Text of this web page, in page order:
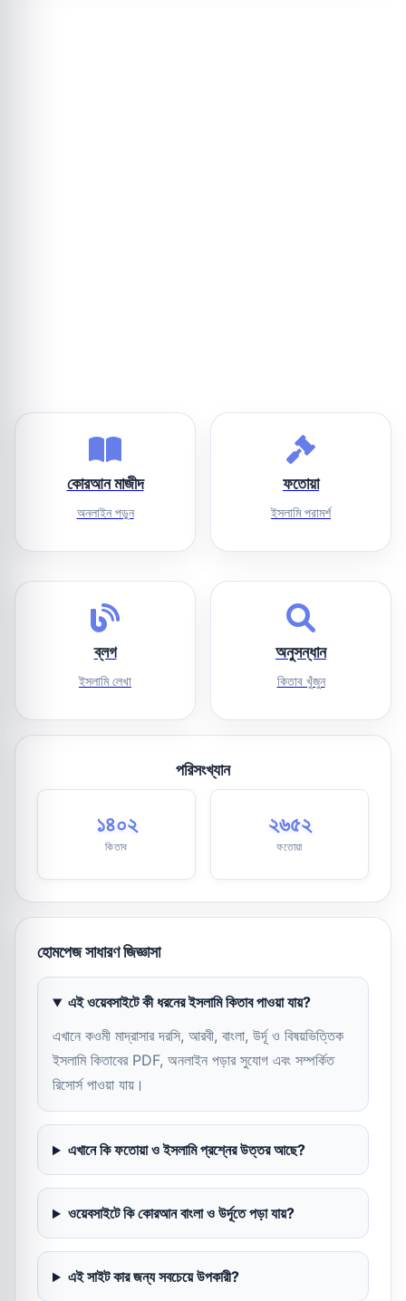
কোরআন মাজীদ
অনলাইন পড়ুন
ফতোয়া
ইসলামি পরামর্শ
ব্লগ
ইসলামি লেখা
অনুসন্ধান
কিতাব খুঁজুন
পরিসংখ্যান
১৪০২
কিতাব
২৬৫২
ফতোয়া
হোমপেজ সাধারণ জিজ্ঞাসা
এই ওয়েবসাইটে কী ধরনের ইসলামি কিতাব পাওয়া যায়?
এখানে কওমী মাদ্রাসার দরসি, আরবী, বাংলা, উর্দূ ও বিষয়ভিত্তিক
ইসলামি কিতাবের PDF, অনলাইন পড়ার সুযোগ এবং সম্পর্কিত
রিসোর্স পাওয়া যায়।
এখানে কি ফতোয়া ও ইসলামি প্রশ্নের উত্তর আছে?
ওয়েবসাইটে কি কোরআন বাংলা ও উর্দূতে পড়া যায়?
এই সাইট কার জন্য সবচেয়ে উপকারী?